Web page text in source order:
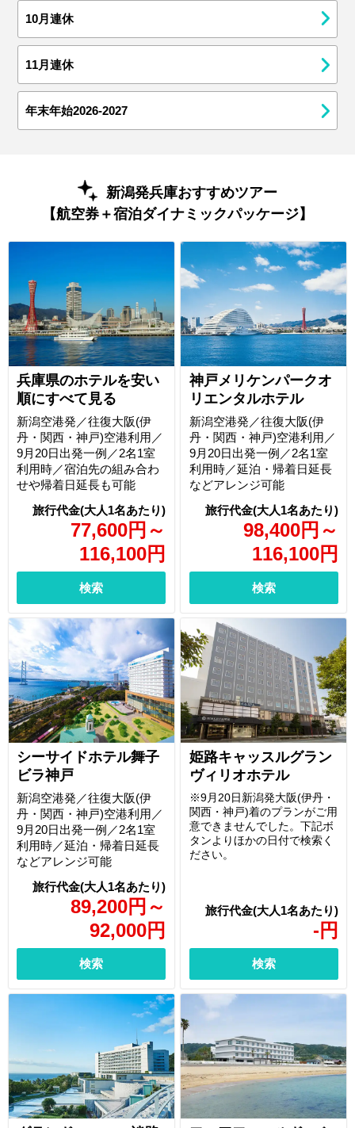
10月連休
11月連休
年末年始2026-2027
新潟発兵庫おすすめツアー
【航空券＋宿泊ダイナミックパッケージ】
兵庫県のホテルを安い
順にすべて見る
77,600円 ～
116,100円
新潟空港発／往復大阪(伊
丹・関西・神戸)空港利用／
9月20日出発一例／2名1室
利用時／宿泊先の組み合わ
せや帰着日延長も可能
検索
神戸メリケンパークオ
リエンタルホテル
98,400円 ～
116,100円
新潟空港発／往復大阪(伊
丹・関西・神戸)空港利用／
9月20日出発一例／2名1室
利用時／延泊・帰着日延長
などアレンジ可能
検索
シーサイドホテル舞子
ビラ神戸
89,200円 ～
92,000円
新潟空港発／往復大阪(伊
丹・関西・神戸)空港利用／
9月20日出発一例／2名1室
利用時／延泊・帰着日延長
などアレンジ可能
検索
姫路キャッスルグラン
ヴィリオホテル
- 円
※9月20日新潟発大阪(伊丹・
関西・神戸)着のプランがご用
意できませんでした。下記ボ
タンよりほかの日付で検索く
ださい。
検索